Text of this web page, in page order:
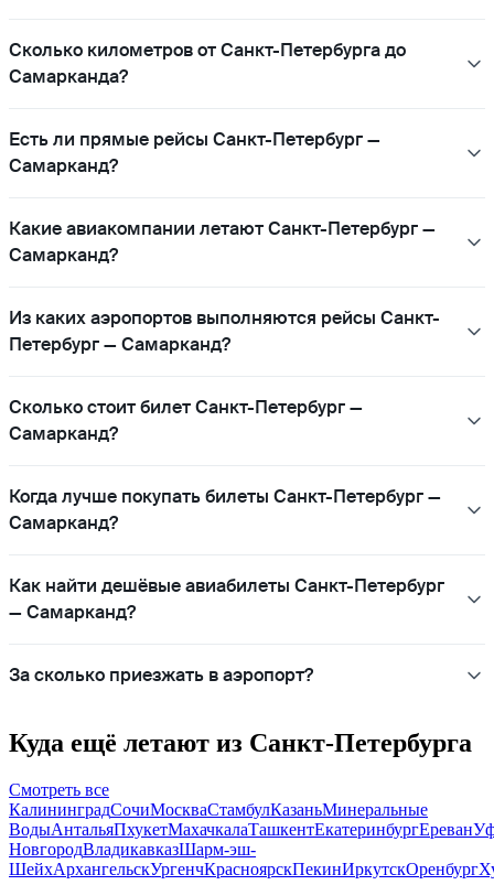
Сколько километров от Санкт-Петербурга до
Самарканда?
Есть ли прямые рейсы Санкт-Петербург —
Самарканд?
Какие авиакомпании летают Санкт-Петербург —
Самарканд?
Из каких аэропортов выполняются рейсы Санкт-
Петербург — Самарканд?
Сколько стоит билет Санкт-Петербург —
Самарканд?
Когда лучше покупать билеты Санкт-Петербург —
Самарканд?
Как найти дешёвые авиабилеты Санкт-Петербург
— Самарканд?
За сколько приезжать в аэропорт?
Куда ещё летают из Санкт-Петербурга
Смотреть все
КалининградСочиМоскваСтамбулКазаньМинеральные
ВодыАнтальяПхукетМахачкалаТашкентЕкатеринбургЕреван
НовгородВладикавказШарм-эш-
ШейхАрхангельскУргенчКрасноярскПекинИркутскОренбург